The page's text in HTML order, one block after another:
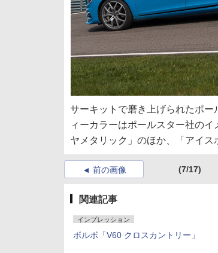
サーキットで磨き上げられたポ
ィーカラーはポールスター社の
ヤメタリック」のほか、「アイ
前の画像 (7/17)
関連記事
インプレッション
ボルボ「V60 クロスカントリー」